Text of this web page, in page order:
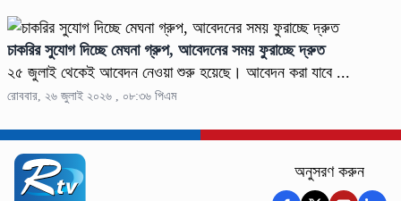
চাকরির সুযোগ দিচ্ছে মেঘনা গ্রুপ, আবেদনের সময় ফুরাচ্ছে দ্রুত
২৫ জুলাই থেকেই আবেদন নেওয়া শুরু হয়েছে। আবেদন করা যাবে ...
রোববার, ২৬ জুলাই ২০২৬ , ০৮:৩৬ পিএম
অনুসরণ করুন